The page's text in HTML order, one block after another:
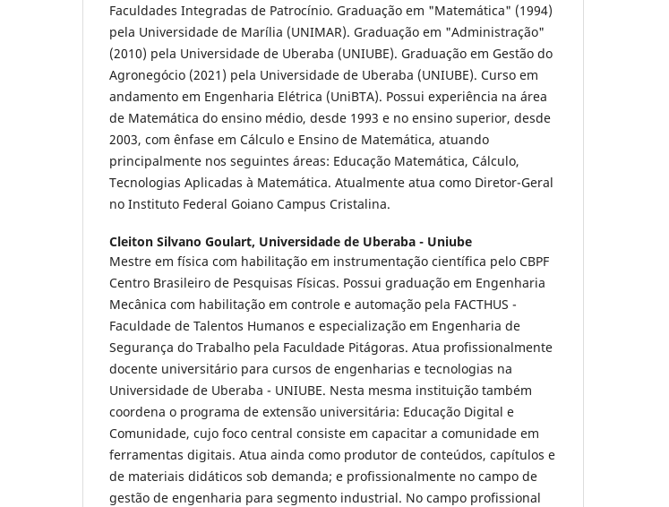
Faculdades Integradas de Patrocínio. Graduação em "Matemática" (1994)
pela Universidade de Marília (UNIMAR). Graduação em "Administração"
(2010) pela Universidade de Uberaba (UNIUBE). Graduação em Gestão do
Agronegócio (2021) pela Universidade de Uberaba (UNIUBE). Curso em
andamento em Engenharia Elétrica (UniBTA). Possui experiência na área
de Matemática do ensino médio, desde 1993 e no ensino superior, desde
2003, com ênfase em Cálculo e Ensino de Matemática, atuando
principalmente nos seguintes áreas: Educação Matemática, Cálculo,
Tecnologias Aplicadas à Matemática. Atualmente atua como Diretor-Geral
no Instituto Federal Goiano Campus Cristalina.
Cleiton Silvano Goulart, Universidade de Uberaba - Uniube
Mestre em física com habilitação em instrumentação científica pelo CBPF
Centro Brasileiro de Pesquisas Físicas. Possui graduação em Engenharia
Mecânica com habilitação em controle e automação pela FACTHUS -
Faculdade de Talentos Humanos e especialização em Engenharia de
Segurança do Trabalho pela Faculdade Pitágoras. Atua profissionalmente
docente universitário para cursos de engenharias e tecnologias na
Universidade de Uberaba - UNIUBE. Nesta mesma instituição também
coordena o programa de extensão universitária: Educação Digital e
Comunidade, cujo foco central consiste em capacitar a comunidade em
ferramentas digitais. Atua ainda como produtor de conteúdos, capítulos e
de materiais didáticos sob demanda; e profissionalmente no campo de
gestão de engenharia para segmento industrial. No campo profissional